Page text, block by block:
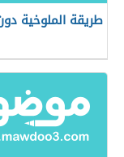
طريقة الملوخية